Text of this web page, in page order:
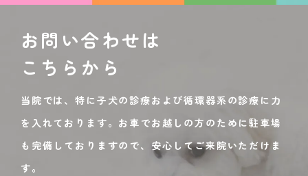
お問い合わせは
こちらから
当院では、特に子犬の診療および循環器系の診療に力
を入れております。お車でお越しの方のために駐車場
も完備しておりますので、安心してご来院いただけま
す。